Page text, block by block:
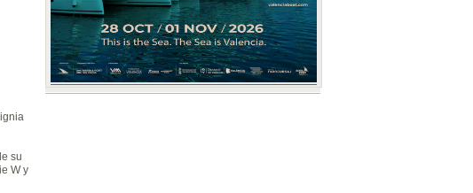
su
W y